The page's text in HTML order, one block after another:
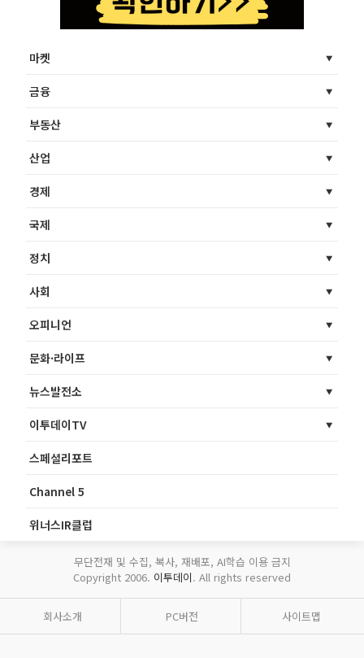
마켓
금융
부동산
산업
경제
국제
정치
사회
오피니언
문화·라이프
뉴스발전소
이투데이TV
스페셜리포트
Channel 5
위너스IR클럽
무단전재 및 수집, 복사, 재배포, AI학습 이용 금지
Copyright 2006. 이투데이. All rights reserved
회사소개 PC버전 사이트맵